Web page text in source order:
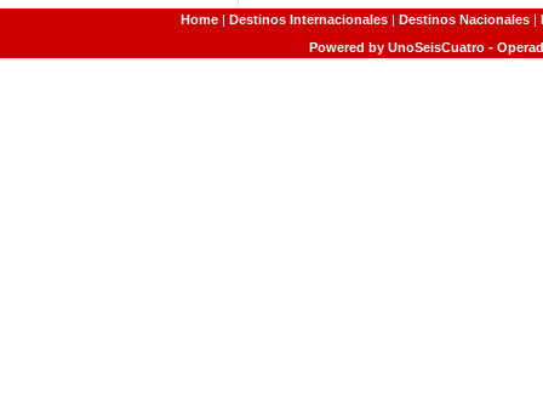
Home | Destinos Internacionales | Destinos Nacionales |
Powered by UnoSeisCuatro -